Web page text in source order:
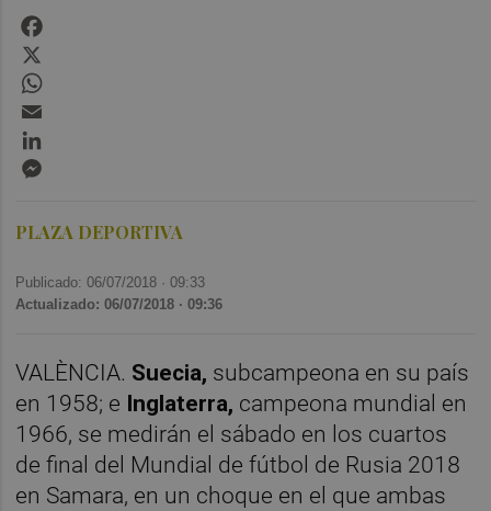
PLAZA DEPORTIVA
Publicado: 06/07/2018 ·09:33
Actualizado: 06/07/2018 · 09:36
VALÈNCIA. Suecia, subcampeona en su país
en 1958; e Inglaterra, campeona mundial en
1966, se medirán el sábado en los cuartos
de final del Mundial de fútbol de Rusia 2018
en Samara, en un choque en el que ambas